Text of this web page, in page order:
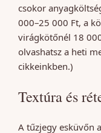
csokor
000–25 000 Ft, a
virágkötőnél 18
olvashatsz a heti
cikkeinkben.)
Textúra és
A tűzjegy esküvőn